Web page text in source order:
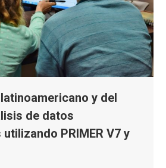
y del
de datos
PRIMER V7 y